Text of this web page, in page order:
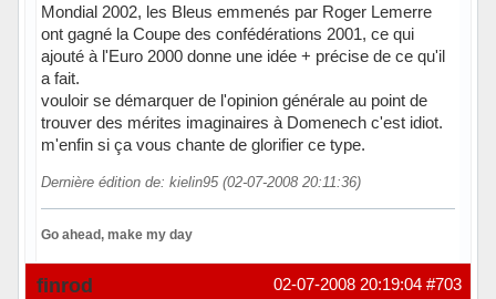
Mondial 2002, les Bleus emmenés par Roger Lemerre
ont gagné la Coupe des confédérations 2001, ce qui
ajouté à l'Euro 2000 donne une idée + précise de ce qu'il
a fait.
vouloir se démarquer de l'opinion générale au point de
trouver des mérites imaginaires à Domenech c'est idiot.
m'enfin si ça vous chante de glorifier ce type.
Dernière édition de: kielin95 (02-07-2008 20:11:36)
Go ahead, make my day
Hors ligne #703
02-07-2008 20:19:04
finrod